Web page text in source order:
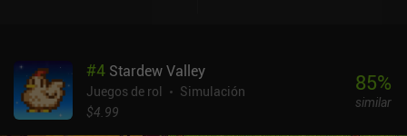
tengan sentido y estén interconectados. También parece una
auténtica aventura, con más de 50 tipos de cultivos, 100
monstruos que cazar, 300 habilidades de combate, pequeños
#4 Stardew Valley
Juegos de rol
Simulación
$4.99
85%
similar